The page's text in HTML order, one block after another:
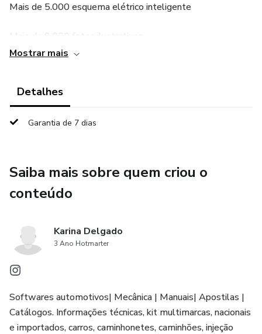
Mais de 5.000 esquema elétrico inteligente
Mais de 8.000 fotos ilustrativas
Sistema rápido, inteligente de simples manuseio e
pesquisas
Possui fotos ilustradas à cada informação
Permite impressão das informações
Dicas e macetes dos defeitos
Detalhes, causas, soluções, observações e fotos
ilustrativas
Localização dos componentes com fotos ilustrativas,
como:
Mostrar mais
Detalhes
Garantia de 7 dias
Saiba mais sobre quem criou o
conteúdo
Karina Delgado
3 Ano Hotmarter
Softwares automotivos| Mecânica | Manuais| Apostilas |
Catálogos. Informações técnicas, kit multimarcas, nacionais
e importados, carros, caminhonetes, caminhões, injeção